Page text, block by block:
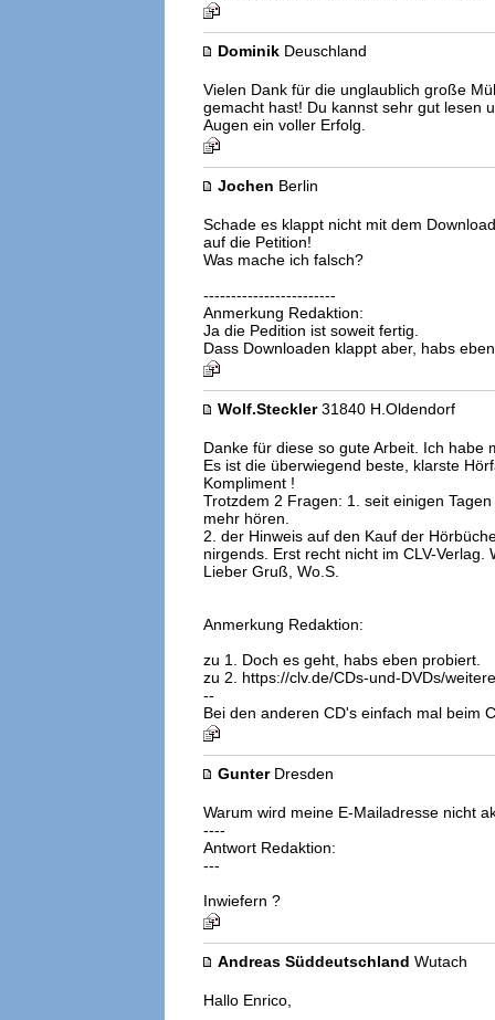
Dominik Deuschland
Vielen Dank für die unglaublich große
gemacht hast! Du kannst sehr gut lesen
Augen ein voller Erfolg.
Jochen Berlin
Schade es klappt nicht mit dem
auf die Petition!
Was mache ich falsch?
------------------------
Anmerkung Redaktion:
Ja die Pedition ist soweit fertig.
Dass Downloaden klappt aber, habs
Wolf.Steckler31840 H.Oldendorf
Danke für diese so gute Arbeit. Ich habe
Es ist die überwiegend beste, klarste
Kompliment !
Trotzdem 2 Fragen: 1. seit einigen
mehr hören.
2. der Hinweis auf den Kauf der
nirgends. Erst recht nicht im CLV-Verlag.
Lieber Gruß, Wo.S.
Anmerkung Redaktion:
zu 1. Doch es geht, habs eben probiert.
zu 2. https://clv.de/CDs-und-DVDs/
--
Bei den anderen CD's einfach mal beim
GunterDresden
Warum wird meine E-Mailadresse nicht
----
Antwort Redaktion:
---
Inwiefern ?
Andreas Süddeutschland Wutach
Hallo Enrico,